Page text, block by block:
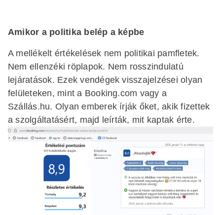
Amikor a politika belép a képbe
A mellékelt értékelések nem politikai pamfletek.
Nem ellenzéki röplapok. Nem rosszindulatú
lejáratások. Ezek vendégek visszajelzései olyan
felületeken, mint a Booking.com vagy a
Szállás.hu. Olyan emberek írják őket, akik fizettek
a szolgáltatásért, majd leírták, mit kaptak érte.